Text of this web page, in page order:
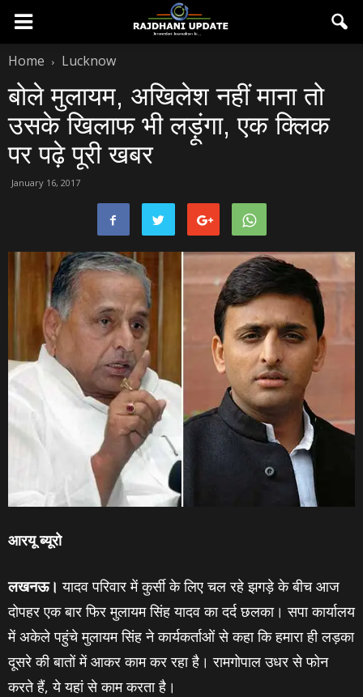
Home Lucknow
बोले मुलायम, अखिलेश नहीं माना तो
उसके खिलाफ भी लड़ूंगा, एक क्लिक
पर पढ़े पूरी खबर
January 16, 2017
आरयू ब्‍यूरो
लखनऊ। यादव परिवार में कुर्सी के लिए चल रहे झगड़े के बीच आज
दोपहर एक बार फिर मुलायम सिंह यादव का दर्द छलका। सपा कार्यालय
में अकेले पहुंचे मुलायम सिंह ने कार्यकर्ताओं से कहा कि हमारा ही लड़का
दूसरे की बातों में आकर काम कर रहा है। रामगोपाल उधर से फोन
करते हैं, ये यहां से काम करता है।